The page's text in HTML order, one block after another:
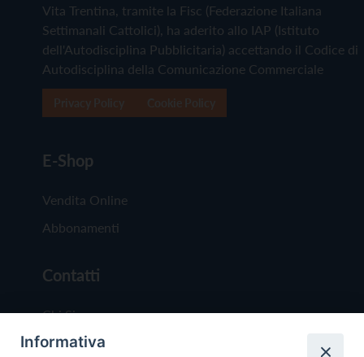
Vita Trentina, tramite la Fisc (Federazione Italiana
Settimanali Cattolici), ha aderito allo IAP (Istituto
dell'Autodisciplina Pubblicitaria) accettando il Codice di
Autodisciplina della Comunicazione Commerciale
E-Shop
Vendita Online
Abbonamenti
Contatti
Chi Siamo
Redazione
Informativa